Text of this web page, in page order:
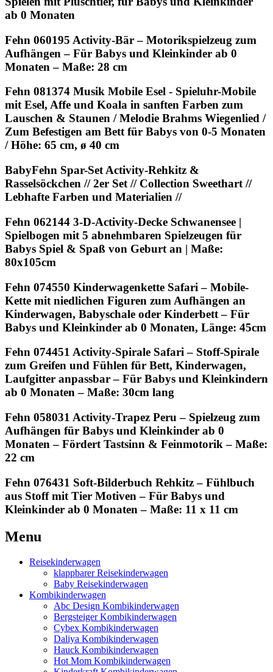
ab 0 Monaten
Fehn 060195 Activity-Bär – Motorikspielzeug zum
Aufhängen – Für Babys und Kleinkinder ab 0
Monaten – Maße: 28 cm
Fehn 081374 Musik Mobile Esel - Spieluhr-Mobile
mit Esel, Affe und Koala in sanften Farben zum
Lauschen & Staunen / Melodie Brahms Wiegenlied /
Zum Befestigen am Bett für Babys von 0-5 Monaten
/ Höhe: 65 cm, ø 40 cm
BabyFehn Spar-Set Activity-Rehkitz &
Rasselsöckchen // 2er Set // Collection Sweethart //
Lebhafte Farben und Materialien //
Fehn 062144 3-D-Activity-Decke Schwanensee |
Spielbogen mit 5 abnehmbaren Spielzeugen für
Babys Spiel & Spaß von Geburt an | Maße:
80x105cm
Fehn 074550 Kinderwagenkette Safari – Mobile-
Kette mit niedlichen Figuren zum Aufhängen an
Kinderwagen, Babyschale oder Kinderbett – Für
Babys und Kleinkinder ab 0 Monaten, Länge: 45cm
Fehn 074451 Activity-Spirale Safari – Stoff-Spirale
zum Greifen und Fühlen für Bett, Kinderwagen,
Laufgitter anpassbar – Für Babys und Kleinkindern
ab 0 Monaten – Maße: 30cm lang
Fehn 058031 Activity-Trapez Peru – Spielzeug zum
Aufhängen für Babys und Kleinkinder ab 0
Monaten – Fördert Tastsinn & Feinmotorik – Maße:
22 cm
Fehn 076431 Soft-Bilderbuch Rehkitz – Fühlbuch
aus Stoff mit Tier Motiven – Für Babys und
Kleinkinder ab 0 Monaten – Maße: 11 x 11 cm
Menu
Reisekinderwagen
klappbarer Reisekinderwagen
Baby Reisekinderwagen
Kombikinderwagen
Abc Design Kombikinderwagen
Bergsteiger Kombikinderwagen
Cybex Kombikinderwagen
Daliya Kombikinderwagen
Hauck Kombikinderwagen
Hot Mom Kombikinderwagen